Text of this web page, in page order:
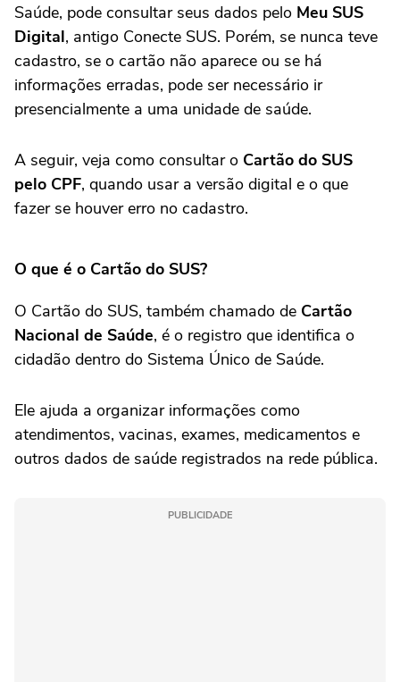
Saúde, pode consultar seus dados pelo Meu SUS
Digital, antigo Conecte SUS. Porém, se nunca teve
cadastro, se o cartão não aparece ou se há
informações erradas, pode ser necessário ir
presencialmente a uma unidade de saúde.
A seguir, veja como consultar o Cartão do SUS
pelo CPF, quando usar a versão digital e o que
fazer se houver erro no cadastro.
O que é o Cartão do SUS?
O Cartão do SUS, também chamado de Cartão
Nacional de Saúde, é o registro que identifica o
cidadão dentro do Sistema Único de Saúde.
Ele ajuda a organizar informações como
atendimentos, vacinas, exames, medicamentos e
outros dados de saúde registrados na rede pública.
PUBLICIDADE